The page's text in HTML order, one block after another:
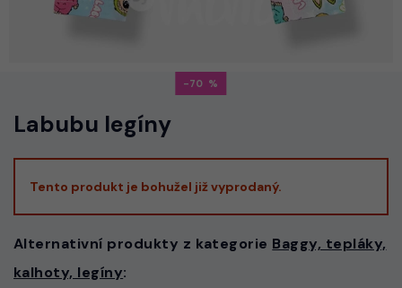
-70
Labubu legíny
Tento produkt je bohužel již vyprodaný.
Alternativní produkty z kategorie Baggy, tepláky,
kalhoty, legíny: